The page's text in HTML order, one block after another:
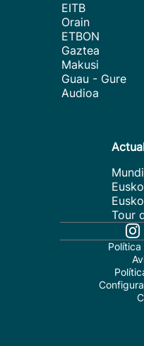
EITB
Orain
ETBON
Gaztea
Makusi
Guau - Gure
Audioa
Tour